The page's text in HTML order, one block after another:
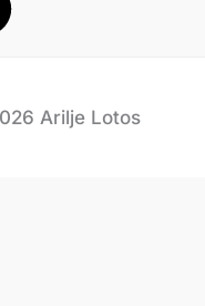
Arilje Lotos